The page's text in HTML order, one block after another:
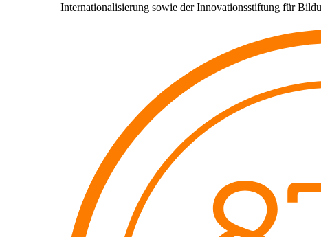
Internationalisierung sowie der Innovationsstiftung für